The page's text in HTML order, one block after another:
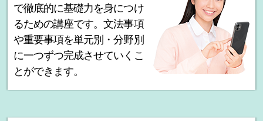
で徹底的に基礎力を身につけ
るための講座です。文法事項
や重要事項を単元別・分野別
に一つずつ完成させていくこ
とができます。